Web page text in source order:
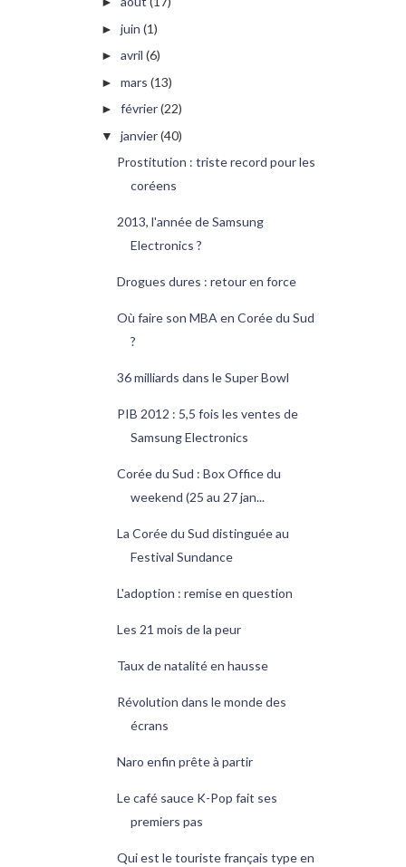
► juin (1)
► avril (6)
► mars (13)
► février(22)
▼ janvier(40)
Prostitution : triste record pour les
coréens
2013, l'année de Samsung
Electronics ?
Drogues dures : retour en force
Où faire son MBA en Corée du Sud
?
36 milliards dans le Super Bowl
PIB 2012 : 5,5 fois les ventes de
Samsung Electronics
Corée du Sud : Box Office du
weekend (25 au 27 jan...
La Corée du Sud distinguée au
Festival Sundance
L'adoption : remise en question
Les 21 mois de la peur
Taux de natalité en hausse
Révolution dans le monde des
écrans
Naro enfin prête à partir
Le café sauce K-Pop fait ses
premiers pas
Qui est le touriste français type en